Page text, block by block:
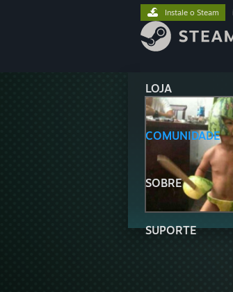
LOJA
COMUNIDADE
SOBRE
SUPORTE
Instale o Steam